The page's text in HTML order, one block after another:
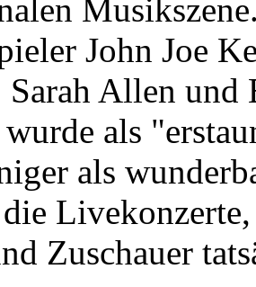
John Joe
Sarah Allen
als
als
Zuschauer